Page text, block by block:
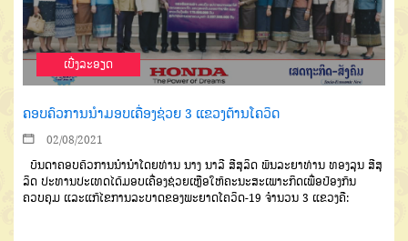
ເບີ່ງລະອຽດ
ຄອບຄົວການນຳມອບເຄື່ອງຊ່ວຍ 3 ແຂວງຕ້ານໂຄວິດ
02/08/2021
ບັນດາຄອບຄົວການນຳນຳໂດຍທ່ານ ນາງ ນາລີ ສີສຸລິດ ພັນລະຍາທ່ານ ທອງລຸນ ສີສຸ
ລິດ ປະທານປະເທດໄດ້ມອບເຄື່ອງຊ່ວຍເຫຼືອໃຫ້ຄະນະສະເພາະກິດເພື່ອປ້ອງກັນ
ຄວບຄຸມ ແລະແກ້ໄຂການລະບາດຂອງພະຍາດໂຄວິດ-19 ຈຳນວນ 3 ແຂວງຄື: